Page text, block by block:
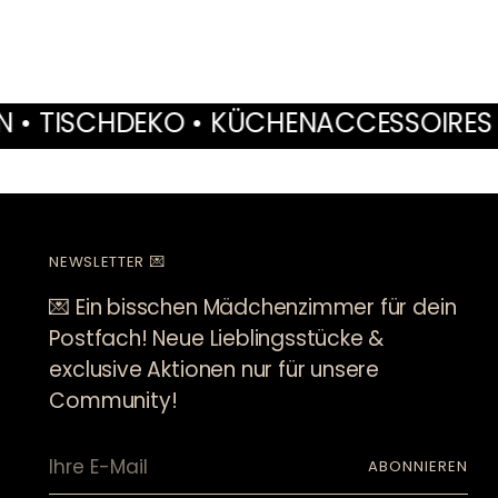
KÜCHENACCESSOIRES • MÖBEL •
NEWSLETTER 💌
💌 Ein bisschen Mädchenzimmer für dein
Postfach! Neue Lieblingsstücke &
exclusive Aktionen nur für unsere
Community!
E-
ABONNIEREN